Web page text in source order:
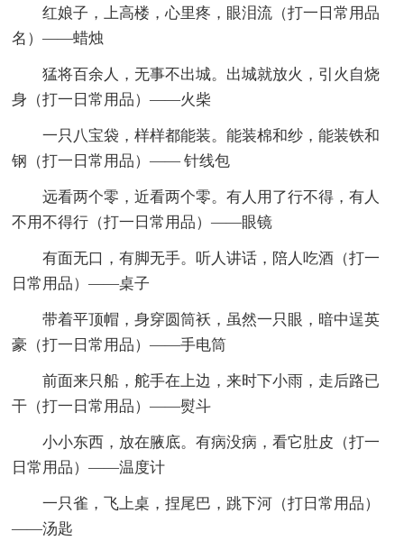
红娘子，上高楼，心里疼，眼泪流（打一日常用品
名）——蜡烛
猛将百余人，无事不出城。出城就放火，引火自烧
身（打一日常用品）——火柴
一只八宝袋，样样都能装。能装棉和纱，能装铁和
钢（打一日常用品）—— 针线包
远看两个零，近看两个零。有人用了行不得，有人
不用不得行（打一日常用品）——眼镜
有面无口，有脚无手。听人讲话，陪人吃酒（打一
日常用品）——桌子
带着平顶帽，身穿圆筒袄，虽然一只眼，暗中逞英
豪（打一日常用品）——手电筒
前面来只船，舵手在上边，来时下小雨，走后路已
干（打一日常用品）——熨斗
小小东西，放在腋底。有病没病，看它肚皮（打一
日常用品）——温度计
一只雀，飞上桌，捏尾巴，跳下河（打日常用品）
——汤匙